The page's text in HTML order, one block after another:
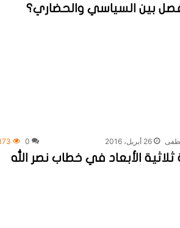
بين السياسي والحضاري؟
26 أبريل، 2016 0
الأبعاد في خطاب نصر الله